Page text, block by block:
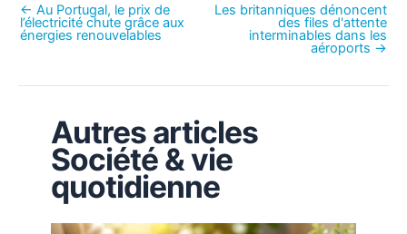
← Au Portugal, le prix de
l’électricité chute grâce aux
énergies renouvelables
Les britanniques dénoncent
des files d'attente
interminables dans les
aéroports →
Autres articles
Société & vie
quotidienne